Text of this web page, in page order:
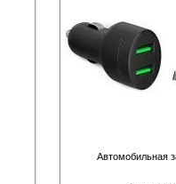
Автомобильная